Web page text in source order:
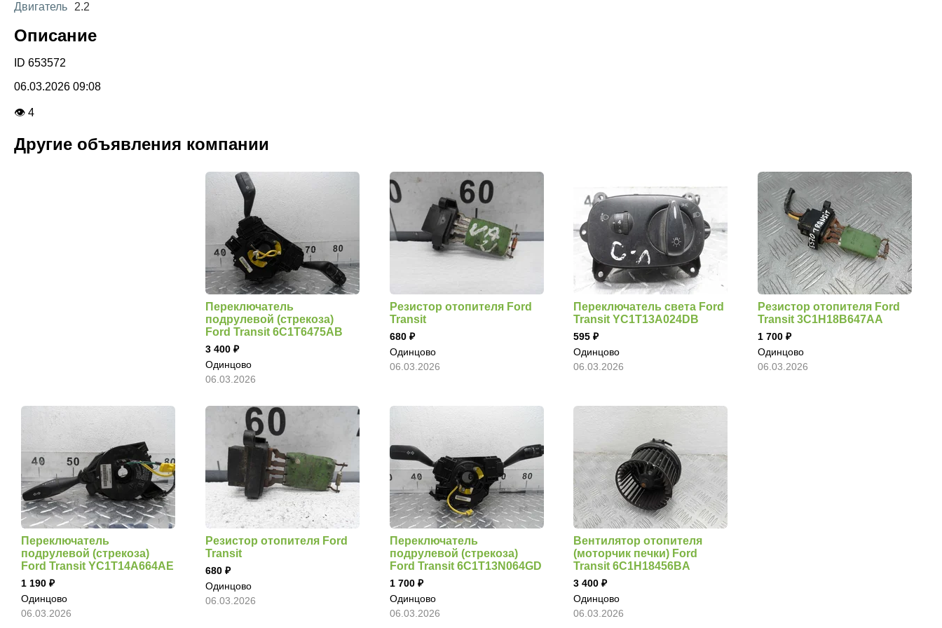
Двигатель 2.2
Описание
ID 653572
06.03.2026 09:08
👁 4
Другие объявления компании
Переключатель
подрулевой (стрекоза)
Ford Transit 6C1T6475AB
3 400
Одинцово
06.03.2026
Резистор отопителя Ford
Transit
680
Одинцово
06.03.2026
Переключатель света Ford
Transit YC1T13A024DB
595
Одинцово
06.03.2026
Резистор отопителя Ford
Transit 3C1H18B647AA
1 700
Одинцово
06.03.2026
Переключатель
подрулевой (стрекоза)
Ford Transit YC1T14A664AE
1 190
Одинцово
06.03.2026
Резистор отопителя Ford
Transit
680
Одинцово
06.03.2026
Переключатель
подрулевой (стрекоза)
Ford Transit 6C1T13N064GD
1 700
Одинцово
06.03.2026
Вентилятор отопителя
(моторчик печки) Ford
Transit 6C1H18456BA
3 400
Одинцово
06.03.2026